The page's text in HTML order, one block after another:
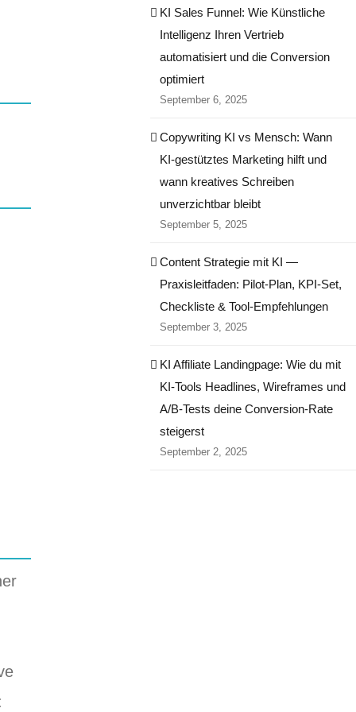
KI Sales Funnel: Wie Künstliche
Intelligenz Ihren Vertrieb
automatisiert und die Conversion
optimiert
September 6, 2025
Copywriting KI vs Mensch: Wann
KI-gestütztes Marketing hilft und
wann kreatives Schreiben
unverzichtbar bleibt
September 5, 2025
Content Strategie mit KI —
Praxisleitfaden: Pilot‑Plan, KPI‑Set,
Checkliste & Tool‑Empfehlungen
September 3, 2025
KI Affiliate Landingpage: Wie du mit
KI-Tools Headlines, Wireframes und
A/B-Tests deine Conversion-Rate
steigerst
September 2, 2025